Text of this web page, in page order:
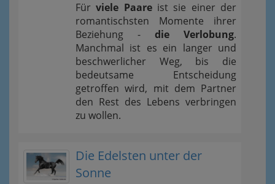
Fürviele Paareist sie einer der
romantischsten Momente ihrer
Beziehung - die Verlobung.
Manchmal ist es ein langer und
beschwerlicher Weg, bis die
bedeutsame Entscheidung
getroffen wird, mit dem Partner
den Rest des Lebens verbringen
zu wollen.
Die Edelsten unter der
Sonne